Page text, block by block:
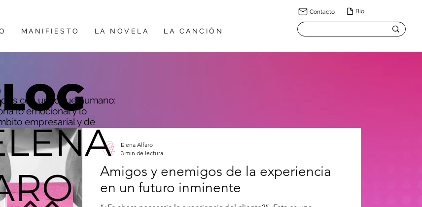
Bio
Contacto
MANIFIESTO LA NOVELA LA CANCIÓN
Amigos y enemigos de la experiencia
en un futuro inminente
Elena Alfaro
3 min de lectura
con un toque humano:
lo emocional y lo
empresarial y de